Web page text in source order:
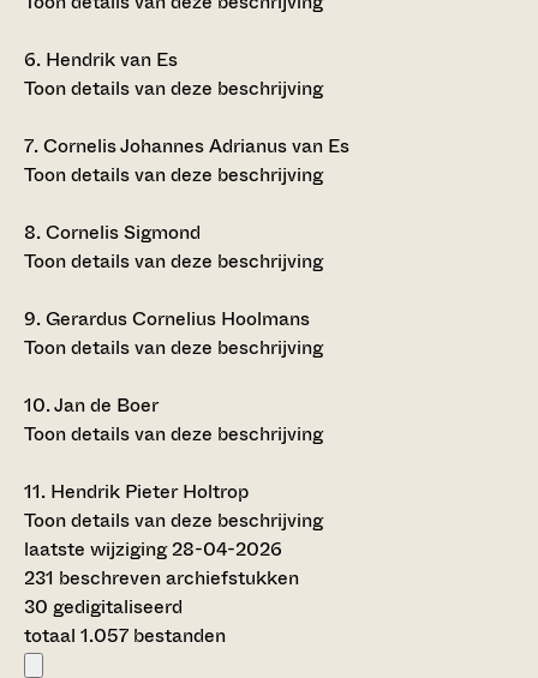
6. Hendrik van Es
Toon details van deze beschrijving
7.Cornelis Johannes Adrianus van Es
Toon details van deze beschrijving
8.Cornelis Sigmond
Toon details van deze beschrijving
9.Gerardus Cornelius Hoolmans
Toon details van deze beschrijving
10.Jan de Boer
Toon details van deze beschrijving
11. Hendrik Pieter Holtrop
Toon details van deze beschrijving
laatste wijziging 28-04-2026
231 beschreven archiefstukken
30 gedigitaliseerd
totaal 1.057 bestanden